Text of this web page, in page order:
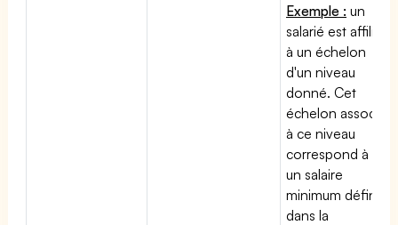
Exemple : un
salarié est affilié
à un échelon
d'un niveau
donné. Cet
échelon associé
à ce niveau
correspond à
un salaire
minimum défini
dans la